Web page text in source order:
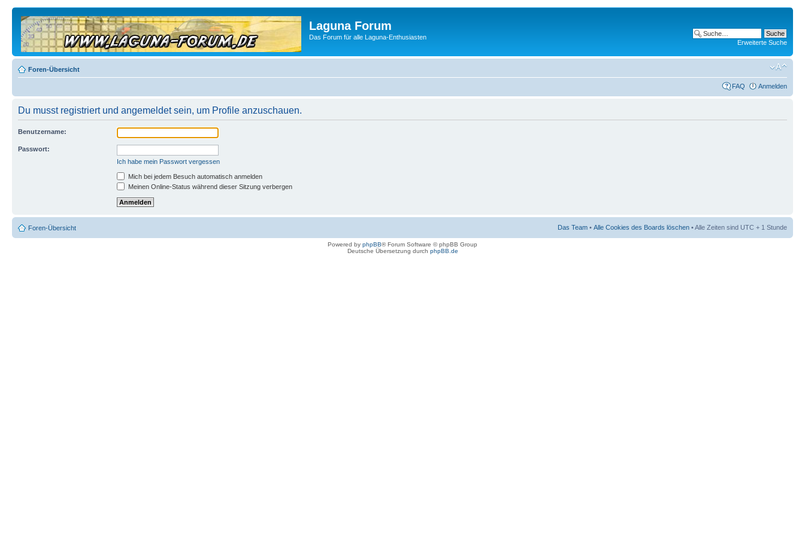
Laguna Forum
Das Forum für alle Laguna-Enthusiasten
Erweiterte Suche
Foren-Übersicht
FAQ Anmelden
Du musst registriert und angemeldet sein, um Profile anzuschauen.
Benutzername:
Passwort:
Ich habe mein Passwort vergessen
Mich bei jedem Besuch automatisch anmelden
Meinen Online-Status während dieser Sitzung verbergen
Foren-Übersicht Das Team • Alle Cookies des Boards löschen • Alle Zeiten sind UTC + 1 Stunde
Powered by phpBB® Forum Software © phpBB Group
Deutsche Übersetzung durch phpBB.de